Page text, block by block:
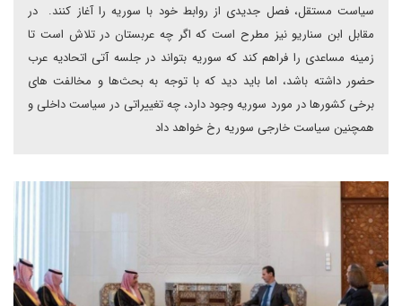
سیاست مستقل، فصل جدیدی از روابط خود با سوریه را آغاز کنند. در
مقابل ابن سناریو نیز مطرح است که اگر چه عربستان در تلاش است تا
زمینه مساعدی را فراهم کند که سوریه بتواند در جلسه آتی اتحادیه عرب
حضور داشته باشد، اما باید دید که با توجه به بحث‌ها و مخالفت های
برخی کشورها در مورد سوریه وجود دارد، چه تغییراتی در سیاست داخلی و
همچنین سیاست خارجی سوریه رخ خواهد داد